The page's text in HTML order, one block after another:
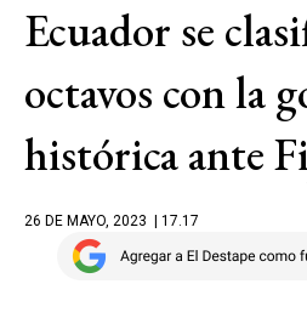
Ecuador se
octavos con la
histórica ante
26 DE MAYO, 2023 | 17.17